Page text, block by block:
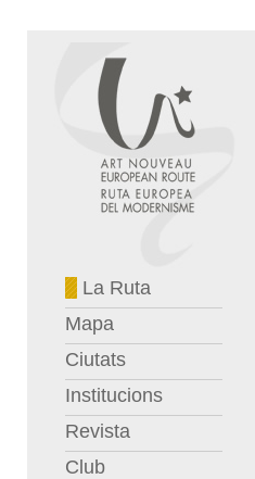
La Ruta
Mapa
Ciutats
Institucions
Revista
Club